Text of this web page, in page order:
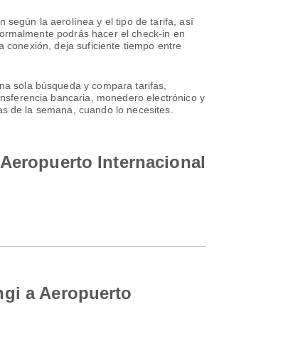
según la aerolínea y el tipo de tarifa, así
podrás hacer el check-in en
deja suficiente tiempo entre
sola búsqueda y compara tarifas,
bancaria, monedero electrónico y
de la semana, cuando lo necesites.
Internacional
a Aeropuerto